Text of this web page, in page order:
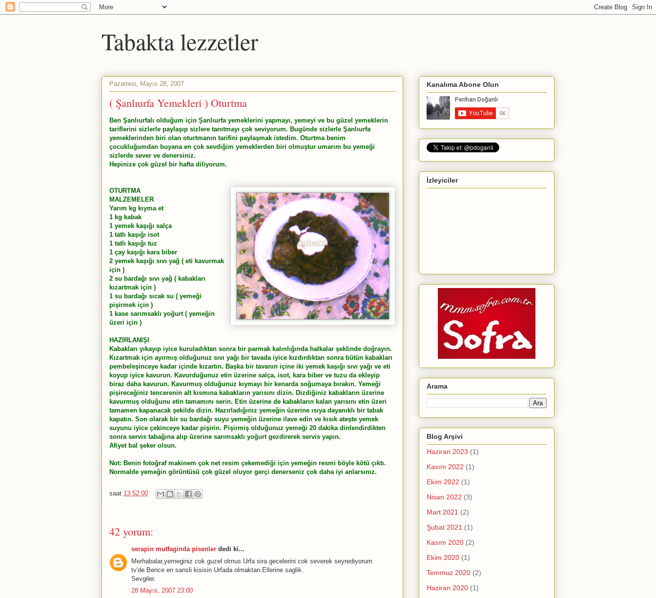
Tabakta lezzetler
Pazartesi, Mayıs 28, 2007
( Şanlıurfa Yemekleri ) Oturtma
Ben Şanlıurfalı olduğum için Şanlıurfa yemeklerini yapmayı, yemeyi ve bu güzel yemeklerin
tariflerini sizlerle paylaşıp sizlere tanıtmayı çok seviyorum. Bugünde sizlerle Şanlıurfa
yemeklerinden biri olan oturtmanın tarifini paylaşmak istedim. Oturtma benim
çocukluğumdan buyana en çok sevdiğim yemeklerden biri olmuştur umarım bu yemeği
sizlerde sever ve denersiniz.
Hepinize çok güzel bir hafta diliyorum.
OTURTMA
MALZEMELER
Yarım kg kıyma et
1 kg kabak
1 yemek kaşığı salça
1 tatlı kaşığı isot
1 tatlı kaşığı tuz
1 çay kaşığı kara biber
2 yemek kaşığı sıvı yağ ( eti kavurmak
için )
2 su bardağı sıvı yağ ( kabakları
kızartmak için )
1 su bardağı sıcak su ( yemeği
pişirmek için )
1 kase sarımsaklı yoğurt ( yemeğin
üzeri için )
HAZIRLANIŞI
Kabakları yıkayıp iyice kuruladıktan sonra bir parmak kalınlığında halkalar şeklinde doğrayın.
Kızartmak için ayırmış olduğunuz sıvı yağı bir tavada iyice kızdırdıktan sonra bütün kabakları
pembeleşinceye kadar içinde kızartın. Başka bir tavanın içine iki yemek kaşığı sıvı yağı ve eti
koyup iyice kavurun. Kavurduğunuz etin üzerine salça, isot, kara biber ve tuzu da ekleyip
biraz daha kavurun. Kavurmuş olduğunuz kıymayı bir kenarda soğumaya bırakın. Yemeği
pişireceğiniz tencerenin alt kısmına kabakların yarısını dizin. Dizdiğiniz kabakların üzerine
kavurmuş olduğunu etin tamamını serin. Etin üzerine de kabakların kalan yarısını etin üzeri
tamamen kapanacak şekilde dizin. Hazırladığınız yemeğin üzerine ısıya dayanıklı bir tabak
kapatın. Son olarak bir su bardağı suyu yemeğin üzerine ilave edin ve kısık ateşte yemek
suyunu iyice çekinceye kadar pişirin. Pişirmiş olduğunuz yemeği 20 dakika dinlendirdikten
sonra servis tabağına alıp üzerine sarımsaklı yoğurt gezdirerek servis yapın.
Afiyet bal şeker olsun.
Not: Benin fotoğraf makinem çok net resim çekemediği için yemeğin resmi böyle kötü çıktı.
Normalde yemeğin görüntüsü çok güzel oluyor gerçi denerseniz çok daha iyi anlarsınız.
saat 13:52:00
42 yorum:
serapin mutfaginda pisenler dedi ki...
Merhabalar,yemeginiz cok guzel olmus Urfa sira gecelerini cok severek seyrediyorum
tv'de.Bence en sansli kisisin Urfada olmaktan.Ellerine saglik.
Sevgiler.
28 Mayıs, 2007 23:00
Kanalıma Abone Olun
İzleyiciler
Arama
Blog Arşivi
Haziran 2023 (1)
Kasım 2022 (1)
Ekim 2022 (1)
Nisan 2022 (3)
Mart 2021 (2)
Şubat 2021 (1)
Kasım 2020 (2)
Ekim 2020 (1)
Temmuz 2020 (2)
Haziran 2020 (1)